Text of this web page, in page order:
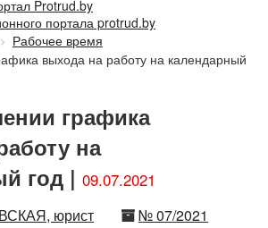
Protrud.by
портала protrud.by
Рабочее время
выхода на работу на календарный
графика
на
год | 09.07.2021
юрист Номер
№ 07/2021